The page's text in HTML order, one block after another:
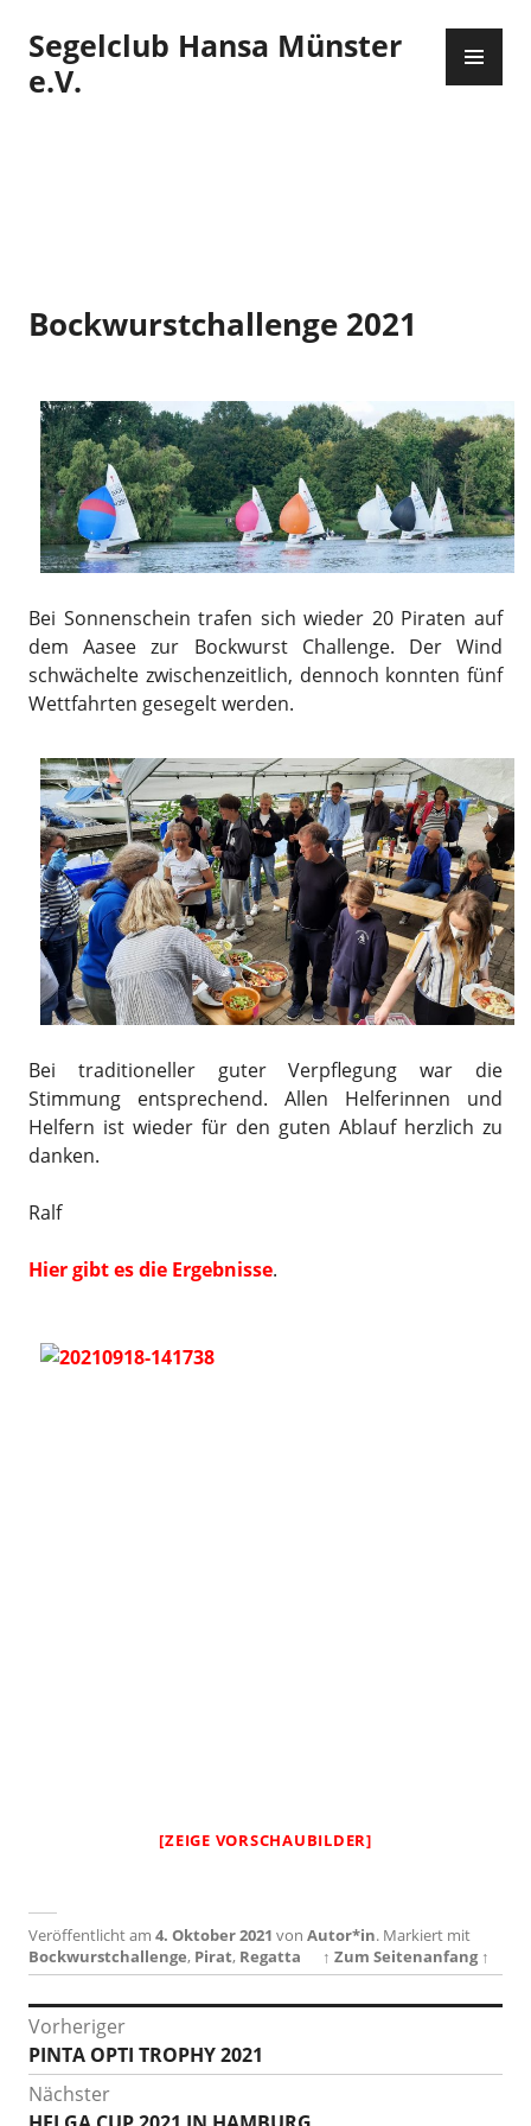
Inhalt
springen
Segelclub Hansa Münster
e.V.
Bockwurstchallenge 2021
Bei Sonnenschein trafen sich wieder 20 Piraten auf
dem Aasee zur Bockwurst Challenge. Der Wind
schwächelte zwischenzeitlich, dennoch konnten fünf
Wettfahrten gesegelt werden.
Bei traditioneller guter Verpflegung war die
Stimmung entsprechend. Allen Helferinnen und
Helfern ist wieder für den guten Ablauf herzlich zu
danken.
Ralf
Hier gibt es die Ergebnisse.
[ZEIGE VORSCHAUBILDER]
Veröffentlicht am 4. Oktober 2021 von Autor*in. Markiert mit
Bockwurstchallenge, Pirat, Regatta ↑ Zum Seitenanfang ↑
Beitragsnavigation
Vorheriger
Vorheriger
Beitrag:
PINTA OPTI TROPHY 2021
Nächster